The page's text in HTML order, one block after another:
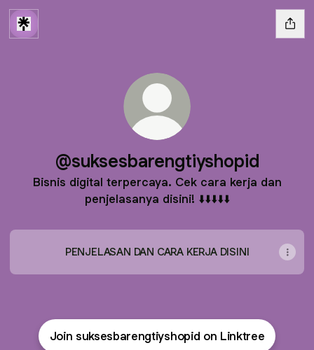
@suksesbarengtiyshopid
Bisnis digital terpercaya. Cek cara kerja dan
penjelasanya disini! ⬇️⬇️⬇️⬇️⬇️
PENJELASAN DAN CARA KERJA DISINI
Join suksesbarengtiyshopid on Linktree